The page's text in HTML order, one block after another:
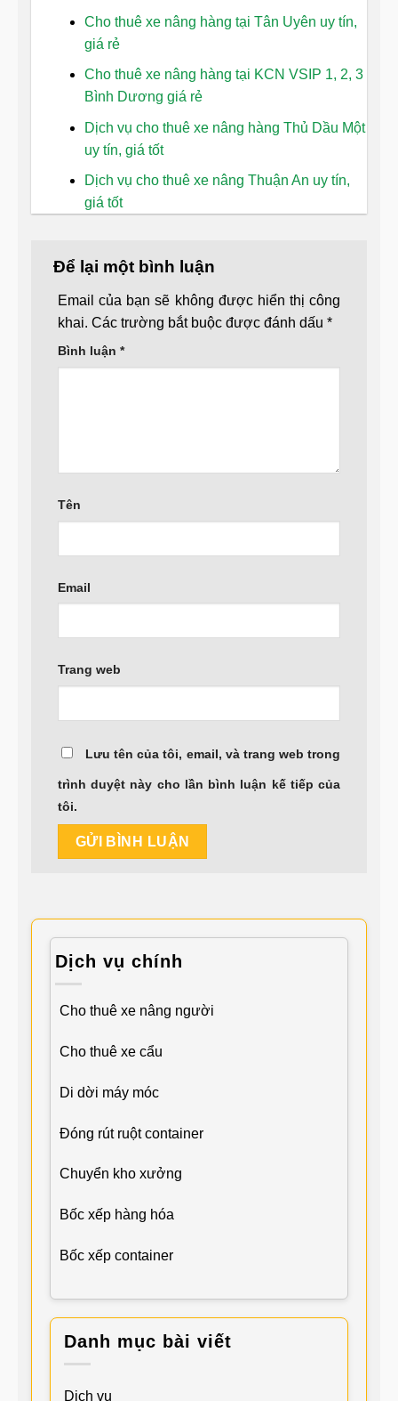
Cho thuê xe nâng hàng tại Tân Uyên uy tín,
giá rẻ
Cho thuê xe nâng hàng tại KCN VSIP 1, 2, 3
Bình Dương giá rẻ
Dịch vụ cho thuê xe nâng hàng Thủ Dầu Một
uy tín, giá tốt
Dịch vụ cho thuê xe nâng Thuận An uy tín,
giá tốt
Để lại một bình luận
Email của bạn sẽ không được hiển thị công
khai. Các trường bắt buộc được đánh dấu *
Bình luận *
Tên
Email
Trang web
Lưu tên của tôi, email, và trang web trong
trình duyệt này cho lần bình luận kế tiếp của
tôi.
Dịch vụ chính
Cho thuê xe nâng người
Cho thuê xe cẩu
Di dời máy móc
Đóng rút ruột container
Chuyển kho xưởng
Bốc xếp hàng hóa
Bốc xếp container
Danh mục bài viết
Dịch vụ